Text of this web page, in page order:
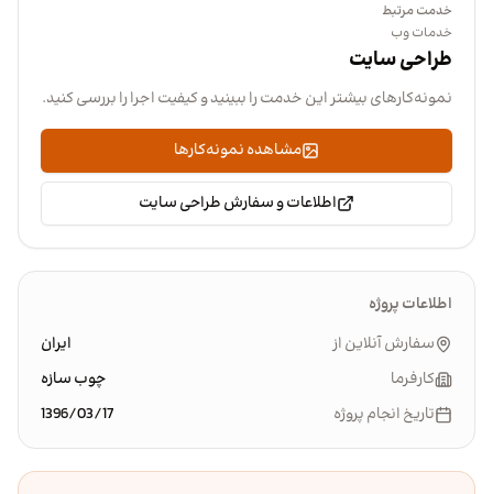
خدمت مرتبط
خدمات وب
طراحی سایت
نمونه‌کارهای بیشتر این خدمت را ببینید و کیفیت اجرا را بررسی کنید.
مشاهده نمونه‌کارها
اطلاعات و سفارش طراحی سایت
اطلاعات پروژه
سفارش آنلاین از
ایران
کارفرما
چوب سازه
تاریخ انجام پروژه
1396/03/17